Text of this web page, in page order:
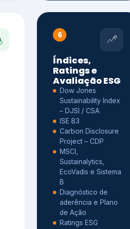
6
Índices,
Ratings e
Avaliação ESG
Dow Jones
Sustainability Index
– DJSI / CSA
ISE B3
Carbon Disclosure
Project – CDP
MSCI,
Sustainalytics,
EcoVadis e Sistema
B
Diagnóstico de
aderência e Plano
de Ação
Ratings ESG